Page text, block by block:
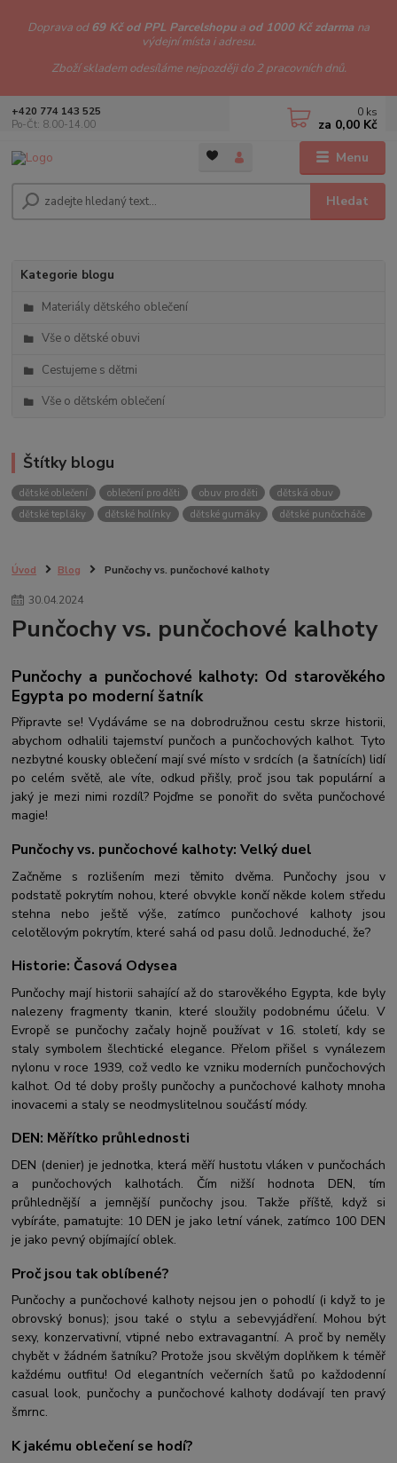
Doprava od69 Kč od PPL Parcelshopu a od 1000 Kč zdarma na
výdejní místa i adresu.
Zboží skladem odesíláme nejpozději do 2 pracovních dnů.
Menu
Hledat
+420 774 143 525
Po-Čt: 8.00-14.00
0 ks
za 0,00 Kč
Kategorie blogu
Materiály dětského oblečení
Vše o dětské obuvi
Cestujeme s dětmi
Vše o dětském oblečení
Štítky blogu
dětské oblečení oblečení pro děti obuv pro děti
dětská obuv
dětské tepláky
dětské holínky dětské gumáky dětské punčocháče
Úvod Blog Punčochy vs. punčochové kalhoty
30.04.2024
Punčochy vs. punčochové kalhoty
Punčochy a punčochové kalhoty: Od starověkého
Egypta po moderní šatník
Připravte se! Vydáváme se na dobrodružnou cestu skrze historii,
abychom odhalili tajemství punčoch a punčochových kalhot. Tyto
nezbytné kousky oblečení mají své místo v srdcích (a šatnících) lidí
po celém světě, ale víte, odkud přišly, proč jsou tak populární a
jaký je mezi nimi rozdíl? Pojďme se ponořit do světa punčochové
magie!
Punčochy vs. punčochové kalhoty: Velký duel
Začněme s rozlišením mezi těmito dvěma. Punčochy jsou v
podstatě pokrytím nohou, které obvykle končí někde kolem středu
stehna nebo ještě výše, zatímco punčochové kalhoty jsou
celotělovým pokrytím, které sahá od pasu dolů. Jednoduché, že?
Historie: Časová Odysea
Punčochy mají historii sahající až do starověkého Egypta, kde byly
nalezeny fragmenty tkanin, které sloužily podobnému účelu. V
Evropě se punčochy začaly hojně používat v 16. století, kdy se
staly symbolem šlechtické elegance. Přelom přišel s vynálezem
nylonu v roce 1939, což vedlo ke vzniku moderních punčochových
kalhot. Od té doby prošly punčochy a punčochové kalhoty mnoha
inovacemi a staly se neodmyslitelnou součástí módy.
DEN: Měřítko průhlednosti
DEN (denier) je jednotka, která měří hustotu vláken v punčochách
a punčochových kalhotách. Čím nižší hodnota DEN, tím
průhlednější a jemnější punčochy jsou. Takže příště, když si
vybíráte, pamatujte: 10 DEN je jako letní vánek, zatímco 100 DEN
je jako pevný objímající oblek.
Proč jsou tak oblíbené?
Punčochy a punčochové kalhoty nejsou jen o pohodlí (i když to je
obrovský bonus); jsou také o stylu a sebevyjádření. Mohou být
sexy, konzervativní, vtipné nebo extravagantní. A proč by neměly
chybět v žádném šatníku? Protože jsou skvělým doplňkem k téměř
každému outfitu! Od elegantních večerních šatů po každodenní
casual look, punčochy a punčochové kalhoty dodávají ten pravý
šmrnc.
K jakému oblečení se hodí?